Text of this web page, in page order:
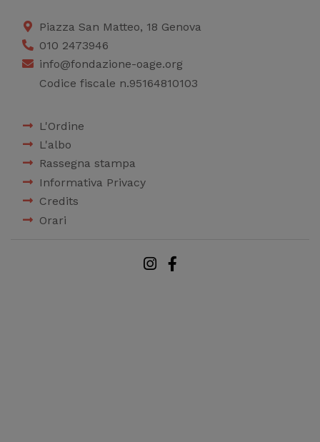
Piazza San Matteo, 18 Genova
010 2473946
info@fondazione-oage.org
Codice fiscale n.95164810103
L'Ordine
L'albo
Rassegna stampa
Informativa Privacy
Credits
Orari